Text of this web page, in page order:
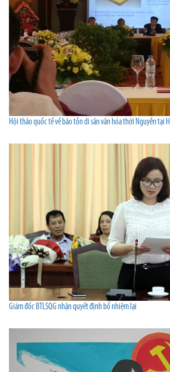
Hội thảo quốc tế về bảo tồn di sản văn hóa thời Nguyễn tại
Giám đốc BTLSQG nhận quyết định bổ nhiệm lại